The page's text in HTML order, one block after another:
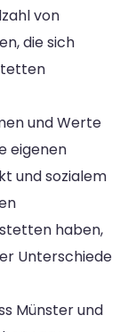
von
die sich
und Werte
eigenen
und sozialem
haben,
Unterschiede
Münster und